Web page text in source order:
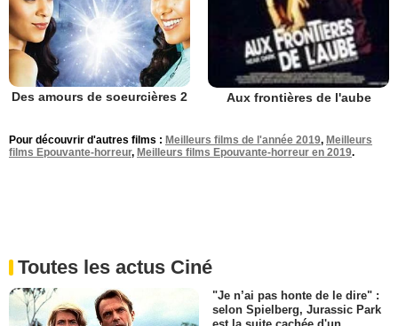
Des amours de soeurcières 2 Aux frontières de l'aube
Pour découvrir d'autres films : Meilleurs films de l'année 2019, Meilleurs
films Epouvante-horreur, Meilleurs films Epouvante-horreur en 2019.
Toutes les actus Ciné
"Je n’ai pas honte de le dire" :
selon Spielberg, Jurassic Park